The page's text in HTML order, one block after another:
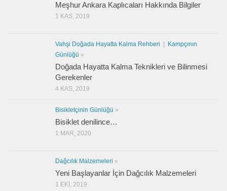
Meşhur Ankara Kaplıcaları Hakkında Bilgiler
1 KAS, 2019
Vahşi Doğada Hayatta Kalma Rehberi
Kampçının
Günlüğü »
Doğada Hayatta Kalma Teknikleri ve Bilinmesi
Gerekenler
4 KAS, 2019
Bisikletçinin Günlüğü »
Bisiklet denilince…
1 MAR, 2020
Dağcılık Malzemeleri »
Yeni Başlayanlar İçin Dağcılık Malzemeleri
1 EKI, 2019